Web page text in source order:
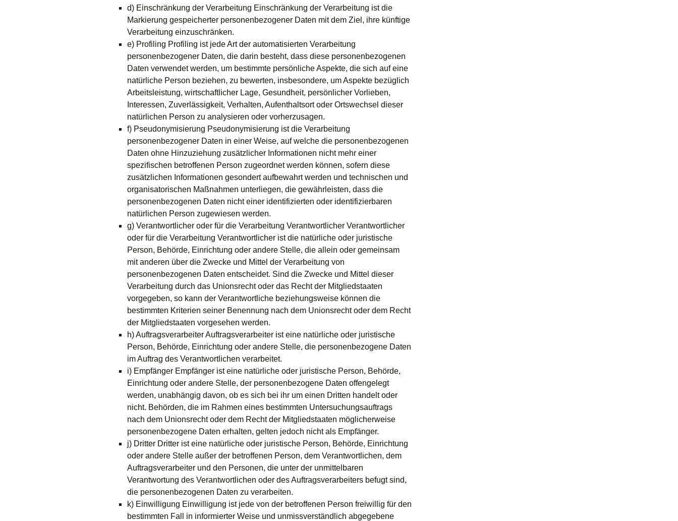
d) Einschränkung der Verarbeitung Einschränkung der Verarbeitung ist die
Markierung gespeicherter personenbezogener Daten mit dem Ziel, ihre künftige
Verarbeitung einzuschränken.
e) Profiling Profiling ist jede Art der automatisierten Verarbeitung
personenbezogener Daten, die darin besteht, dass diese personenbezogenen
Daten verwendet werden, um bestimmte persönliche Aspekte, die sich auf eine
natürliche Person beziehen, zu bewerten, insbesondere, um Aspekte bezüglich
Arbeitsleistung, wirtschaftlicher Lage, Gesundheit, persönlicher Vorlieben,
Interessen, Zuverlässigkeit, Verhalten, Aufenthaltsort oder Ortswechsel dieser
natürlichen Person zu analysieren oder vorherzusagen.
f) Pseudonymisierung Pseudonymisierung ist die Verarbeitung
personenbezogener Daten in einer Weise, auf welche die personenbezogenen
Daten ohne Hinzuziehung zusätzlicher Informationen nicht mehr einer
spezifischen betroffenen Person zugeordnet werden können, sofern diese
zusätzlichen Informationen gesondert aufbewahrt werden und technischen und
organisatorischen Maßnahmen unterliegen, die gewährleisten, dass die
personenbezogenen Daten nicht einer identifizierten oder identifizierbaren
natürlichen Person zugewiesen werden.
g) Verantwortlicher oder für die Verarbeitung Verantwortlicher Verantwortlicher
oder für die Verarbeitung Verantwortlicher ist die natürliche oder juristische
Person, Behörde, Einrichtung oder andere Stelle, die allein oder gemeinsam
mit anderen über die Zwecke und Mittel der Verarbeitung von
personenbezogenen Daten entscheidet. Sind die Zwecke und Mittel dieser
Verarbeitung durch das Unionsrecht oder das Recht der Mitgliedstaaten
vorgegeben, so kann der Verantwortliche beziehungsweise können die
bestimmten Kriterien seiner Benennung nach dem Unionsrecht oder dem Recht
der Mitgliedstaaten vorgesehen werden.
h) Auftragsverarbeiter Auftragsverarbeiter ist eine natürliche oder juristische
Person, Behörde, Einrichtung oder andere Stelle, die personenbezogene Daten
im Auftrag des Verantwortlichen verarbeitet.
i) Empfänger Empfänger ist eine natürliche oder juristische Person, Behörde,
Einrichtung oder andere Stelle, der personenbezogene Daten offengelegt
werden, unabhängig davon, ob es sich bei ihr um einen Dritten handelt oder
nicht. Behörden, die im Rahmen eines bestimmten Untersuchungsauftrags
nach dem Unionsrecht oder dem Recht der Mitgliedstaaten möglicherweise
personenbezogene Daten erhalten, gelten jedoch nicht als Empfänger.
j) Dritter Dritter ist eine natürliche oder juristische Person, Behörde, Einrichtung
oder andere Stelle außer der betroffenen Person, dem Verantwortlichen, dem
Auftragsverarbeiter und den Personen, die unter der unmittelbaren
Verantwortung des Verantwortlichen oder des Auftragsverarbeiters befugt sind,
die personenbezogenen Daten zu verarbeiten.
k) Einwilligung Einwilligung ist jede von der betroffenen Person freiwillig für den
bestimmten Fall in informierter Weise und unmissverständlich abgegebene